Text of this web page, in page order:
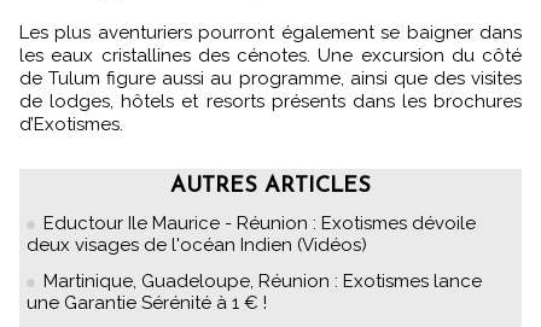
Les plus aventuriers pourront également se baigner dans
les eaux cristallines des cénotes. Une excursion du côté
de Tulum figure aussi au programme, ainsi que des visites
de lodges, hôtels et resorts présents dans les brochures
d’Exotismes.
AUTRES ARTICLES
Eductour Ile Maurice - Réunion : Exotismes dévoile
deux visages de l'océan Indien (Vidéos)
Martinique, Guadeloupe, Réunion : Exotismes lance
une Garantie Sérénité à 1 € !